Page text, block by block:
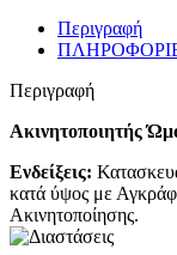
Περιγραφή
Περιγραφή
Ακινητοποιητής
Ενδείξεις:
κατά ύψος με
Ακινητοποίησης.